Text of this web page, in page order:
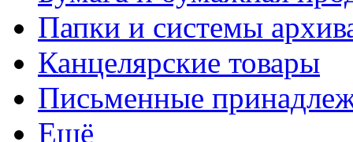
Папки и системы
Канцелярские товары
Письменные
Ещё